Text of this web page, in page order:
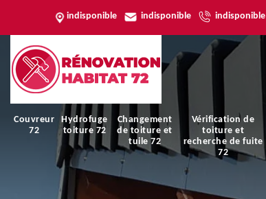
indisponible indisponible indisponible
Couvreur
72
Hydrofuge
toiture 72
Changement
de toiture et
tuile 72
Vérification de
toiture et
recherche de fuite
72